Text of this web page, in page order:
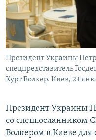
Президент Украины
cпецпредставитель
Курт Волкер. Киев, 23
Президент Украины
со спецпосланником
Волкером в Киеве